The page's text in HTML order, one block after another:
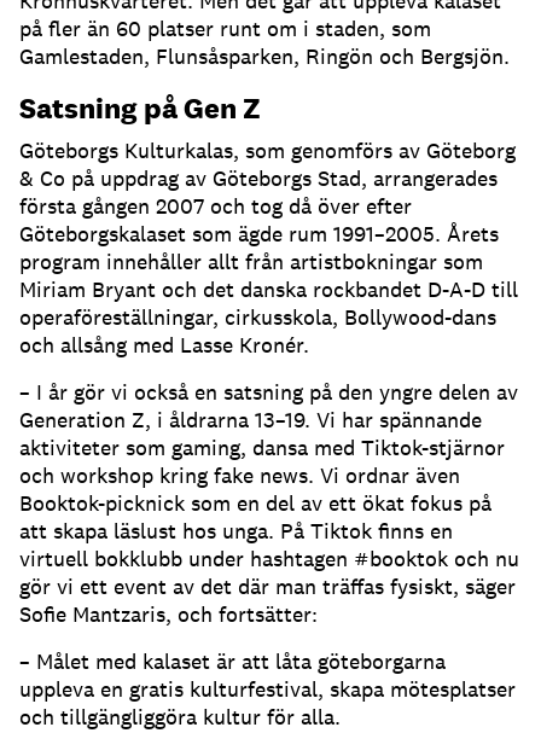
på fler än 60 platser runt om i staden, som
Gamlestaden, Flunsåsparken, Ringön och Bergsjön.
Satsning på Gen Z
Göteborgs Kulturkalas, som genomförs av Göteborg
& Co på uppdrag av Göteborgs Stad, arrangerades
första gången 2007 och tog då över efter
Göteborgskalaset som ägde rum 1991–2005. Årets
program innehåller allt från artistbokningar som
Miriam Bryant och det danska rockbandet D-A-D till
operaföreställningar, cirkusskola, Bollywood-dans
och allsång med Lasse Kronér.
– I år gör vi också en satsning på den yngre delen av
Generation Z, i åldrarna 13–19. Vi har spännande
aktiviteter som gaming, dansa med Tiktok-stjärnor
och workshop kring fake news. Vi ordnar även
Booktok-picknick som en del av ett ökat fokus på
att skapa läslust hos unga. På Tiktok finns en
virtuell bokklubb under hashtagen #booktok och nu
gör vi ett event av det där man träffas fysiskt, säger
Sofie Mantzaris, och fortsätter:
– Målet med kalaset är att låta göteborgarna
uppleva en gratis kulturfestival, skapa mötesplatser
och tillgängliggöra kultur för alla.